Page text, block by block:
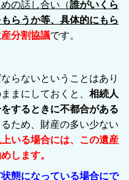
の話し合い（誰がいくら
らうか等、具体的にもら
分割協議です。
らないということはあり
まにしておくと、 相続人
するときに不都合がある
ため、財産の多い少ない
いる場合には、この遺産
します。
態になっている場合にで